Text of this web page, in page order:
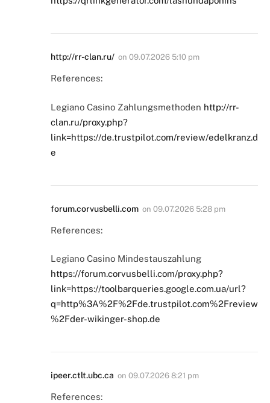
http://rr-clan.ru/ on 09.07.2026 5:10 pm
References:
Legiano Casino Zahlungsmethoden http://rr-
clan.ru/proxy.php?
link=https://de.trustpilot.com/review/edelkranz.d
e
forum.corvusbelli.com on 09.07.2026 5:28 pm
References:
Legiano Casino Mindestauszahlung
https://forum.corvusbelli.com/proxy.php?
link=https://toolbarqueries.google.com.ua/url?
q=http%3A%2F%2Fde.trustpilot.com%2Freview
%2Fder-wikinger-shop.de
ipeer.ctlt.ubc.ca on 09.07.2026 8:21 pm
References: